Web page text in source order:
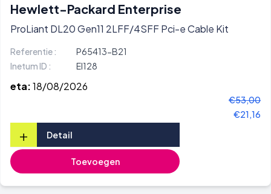
Hewlett-Packard Enterprise
ProLiant DL20 Gen11 2LFF/4SFF Pci-e Cable Kit
Referentie :
P65413-B21
Inetum ID :
EI128
eta:18/08/2026
€53,00
€21,16
+ Detail
Toevoegen